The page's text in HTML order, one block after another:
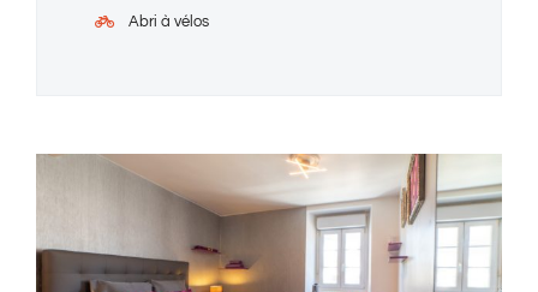
Abri à vélos